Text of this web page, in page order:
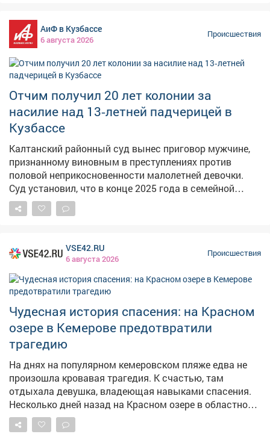
заметила двоих неизвестных, которые пытались
украсть кабель длиной более 130 метров. По версии
следствия, злоумышленники отсоединили кабель с
экскаватора, погрузили его в УАЗ, но не смогли уехать.
У них кончился бензин, а потом загорелась машина –
Сумма ущерба превысила 370 тысяч рублей.
Полицейские установили личности подозреваемых –
это 25-летний житель Прокопьевска и 33-летний
киселёвчанин. В отношении них возбуждено уголовное
дело о покушении на кражу в крупном размере.
Максимальное наказание – до шести лет лишения
свободы.
АиФ в Кузбассе
6 августа 2026
Происшествия
Отчим получил 20 лет колонии за
насилие над 13‑летней падчерицей в
Кузбассе
Калтанский районный суд вынес приговор мужчине,
признанному виновным в преступлениях против
половой неприкосновенности малолетней девочки.
Суд установил, что в конце 2025 года в семейной
квартире мужчина, будучи в состоянии алкогольного
опьянения, надругался над своей 13‑летней
тяжесть преступлений, их высокую общественную
опасность и то, что жертвой стал
несовершеннолетний, суд признал подсудимого
виновным. Мужчине назначили 20 лет лишения
свободы - отбывать наказание он будет в
исправительной колонии строгого режима.
Дополнительно суд установил ограничение свободы
сроком на 1 год и 3 месяца. Фото: Изображение
создано с помощью приложения Шедеврум
VSE42.RU
6 августа 2026
Происшествия
Чудесная история спасения: на Красном
озере в Кемерове предотвратили
трагедию
На днях на популярном кемеровском пляже едва не
произошла кровавая трагедия. К счастью, там
отдыхала девушка, владеющая навыками спасения.
Несколько дней назад на Красном озере в областном
центре отдыхавшая женщина оказалась в
смертельной опасности: внезапно началось жуткое